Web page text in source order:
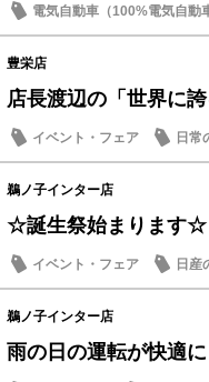
電気自動車（100%電気自動
豊栄店
店長渡辺の「世界に
イベント・フェア 日常
鵜ノ子インター店
☆誕生祭始まります☆
イベント・フェア 日産
鵜ノ子インター店
雨の日の運転が快適に